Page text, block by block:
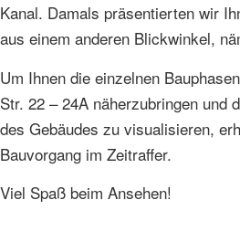
Kanal. Damals präsentierten wir
aus einem anderen Blickwinkel,
Um Ihnen die einzelnen
Str. 22 – 24A näherzubringen und
des Gebäudes zu visualisieren,
Bauvorgang im Zeitraffer.
Viel Spaß beim Ansehen!